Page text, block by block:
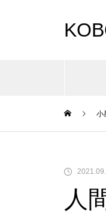
小
人